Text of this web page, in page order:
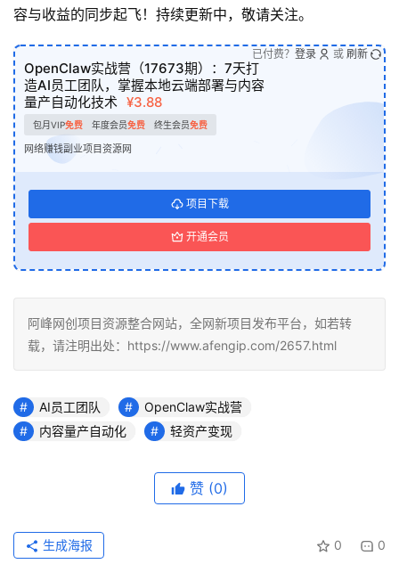
容与收益的同步起飞！持续更新中，敬请关注。
OpenClaw实战营（17673期）：7天打
造AI员工团队，掌握本地云端部署与内容
量产自动化技术 ¥3.88
包月VIP免费 年度会员免费 终生会员免费
网络赚钱副业项目资源网
项目下载
开通会员
已付费？ 登录 或 刷新
阿峰网创项目资源整合网站，全网新项目发布平台，如若转
载，请注明出处：https://www.afengip.com/2657.html
AI员工团队
OpenClaw实战营
内容量产自动化
轻资产变现
赞 (0)
0 0
生成海报